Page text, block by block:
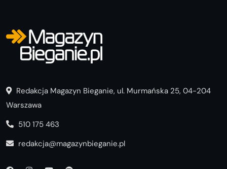
Redakcja Magazyn Bieganie, ul. Murmańska 25, 04-204
Warszawa
510 175 463
redakcja@magazynbieganie.pl